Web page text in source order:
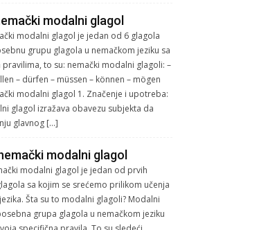
modalni glagol
modalni glagol je jedan od 6 glagola
grupu glagola u nemačkom jeziku sa
pravilima, to su: nemački modalni glagoli: –
– dürfen – müssen – können – mögen
modalni glagol 1. Značenje i upotreba:
glagol izražava obavezu subjekta da
glavnog […]
modalni glagol
modalni glagol je jedan od prvih
sa kojim se srećemo prilikom učenja
Šta su to modalni glagoli? Modalni
grupa glagola u nemačkom jeziku